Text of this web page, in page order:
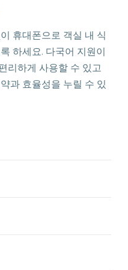
휴대폰으로 객실 내 식
하세요. 다국어 지원이
리하게 사용할 수 있고
과 효율성을 누릴 수 있